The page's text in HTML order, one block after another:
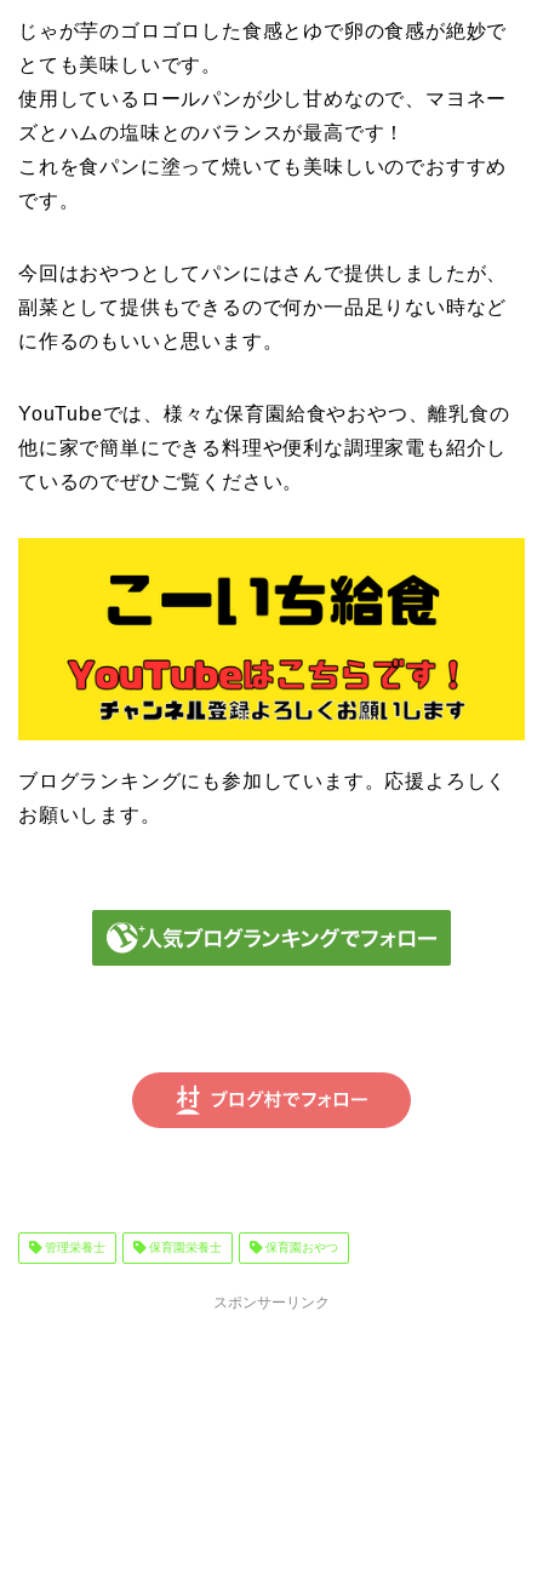
じゃが芋のゴロゴロした食感とゆで卵の食感が絶妙で
とても美味しいです。
使用しているロールパンが少し甘めなので、マヨネー
ズとハムの塩味とのバランスが最高です！
これを食パンに塗って焼いても美味しいのでおすすめ
です。
今回はおやつとしてパンにはさんで提供しましたが、
副菜として提供もできるので何か一品足りない時など
に作るのもいいと思います。
YouTubeでは、様々な保育園給食やおやつ、離乳食の
他に家で簡単にできる料理や便利な調理家電も紹介し
ているのでぜひご覧ください。
ブログランキングにも参加しています。応援よろしく
お願いします。
管理栄養士 保育園栄養士 保育園おやつ
スポンサーリンク